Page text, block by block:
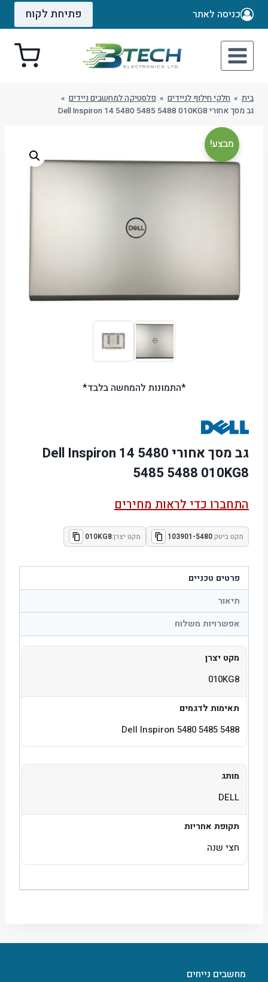
Skip
כניסה לאתר פתיחת לקוח
בית » חלקי חילוף לניידים » פלסטיקה למחשבים ניידים »
גב מסך אחורי Dell Inspiron 14 5480 5485 5488 010KG8
מבצע!
*התמונות להמחשה בלבד*
גב מסך אחורי Dell Inspiron 14 5480
5485 5488 010KG8
התחברו כדי לראות מחירים
מקט ביטק:103901-5480 מקט יצרן:010KG8
פרטים טכניים
תיאור
אפשרויות משלוח
מקט יצרן
010KG8
תאימות לדגמים
Dell Inspiron 5480 5485 5488
מותג
DELL
תקופת אחריות
חצי שנה
מחשבים נייחים